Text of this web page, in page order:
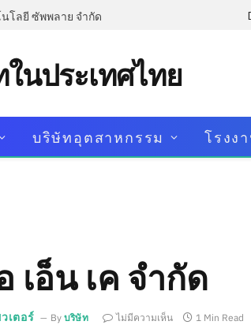
โลยี ซัพพลาย จำกัด
นประเทศไทย
บริษัทอุตสาหกรรม โรงง
เอ็น เค จำกัด
เตอร์ By บริษัท ไม่มีความเห็น 1 Min Read